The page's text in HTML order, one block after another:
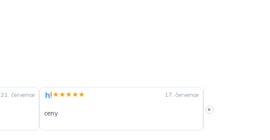
21. července ★★★★★ 17. července
ceny
slušná rychlost
»